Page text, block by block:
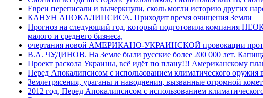
Евреи переписали и вычеркнули, сколь могли историю других
КАНУН АПОКАЛИПСИСА. Приходит время очищения Земли
Прогноз на следующий год, который подготовила компания
малого и среднего бизнеса,
очертания новой АМЕРИКАНО-УКРАИНСКОЙ провокации
В.А. ЧУДИНОВ. На Земле были русские более 200 000 лет.
Проект раскола Украины, всё идёт по плану!!! Американскому
Перед Апокалипсисом с использованием климатического оружия
Землетрясения, ураганы и наводнения, вызванные огромной
2012 год, Перед Апокалипсисом с использованием